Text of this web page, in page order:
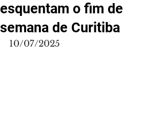
esquentam o fim de
semana de Curitiba
10/07/2025